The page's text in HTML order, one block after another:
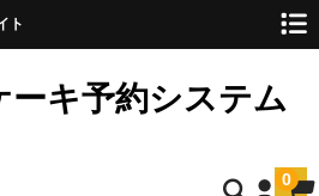
ト
キ予約システム
0